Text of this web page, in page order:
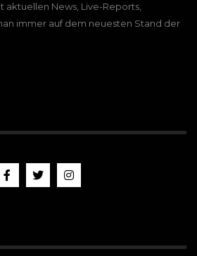
aktuellen News, Live-Reports,
immer auf dem neuesten Stand der